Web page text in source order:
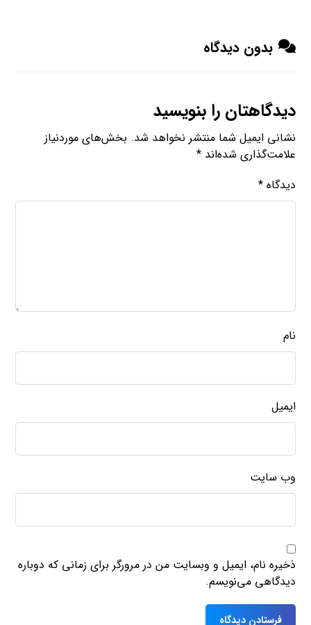
بدون دیدگاه
دیدگاهتان را بنویسید
نشانی ایمیل شما منتشر نخواهد شد. بخش‌های موردنیاز
علامت‌گذاری شده‌اند*
دیدگاه*
نام
ایمیل
وب‌ سایت
ذخیره نام، ایمیل و وبسایت من در مرورگر برای زمانی که دوباره
دیدگاهی می‌نویسم.